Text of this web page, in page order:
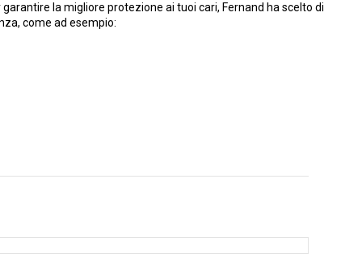
garantire la migliore protezione ai tuoi cari, Fernand ha scelto di
come ad esempio: